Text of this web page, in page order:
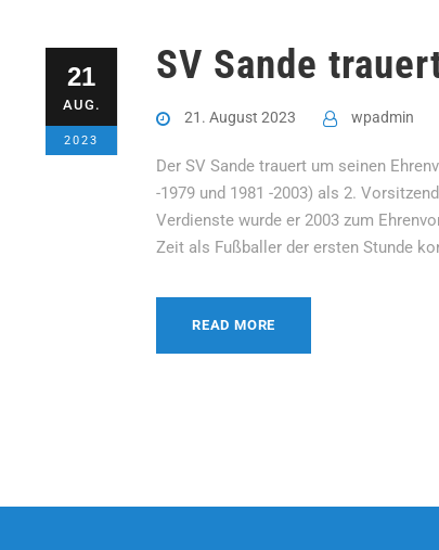
21
AUG.
2023
SV Sande
21. August 2023 wpadmin
Der SV Sande trauert um seinen
-1979 und 1981 -2003) als 2.
Verdienste wurde er 2003 zum
Zeit als Fußballer der ersten Stunde
READ MORE